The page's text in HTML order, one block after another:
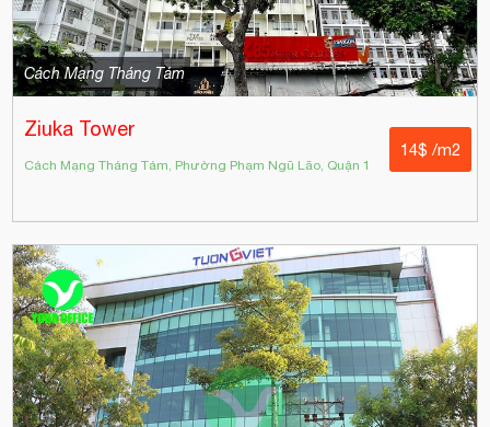
Cách Mạng Tháng Tám
Ziuka Tower
Cách Mạng Tháng Tám, Phường Phạm Ngũ Lão, Quận 1
14$ /m2